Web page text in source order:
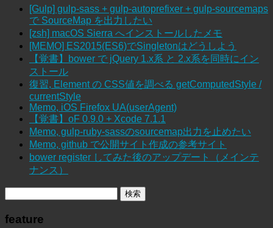
[Gulp] gulp-sass + gulp-autoprefixer + gulp-sourcemaps
で SourceMap を出力したい
[zsh] macOS Sierra へインストールしたメモ
[MEMO] ES2015(ES6)でSingletonはどうしよう
【覚書】bower で jQuery 1.x系 と 2.x系を同時にイン
ストール
復習, Element の CSS値を調べる getComputedStyle /
currentStyle
Memo, iOS Firefox UA(userAgent)
【覚書】oF 0.9.0 + Xcode 7.1.1
Memo, gulp-ruby-sassのsourcemap出力を止めたい
Memo, github で公開サイト作成の参考サイト
bower register してみた後のアップデート（メインテ
ナンス）
feature